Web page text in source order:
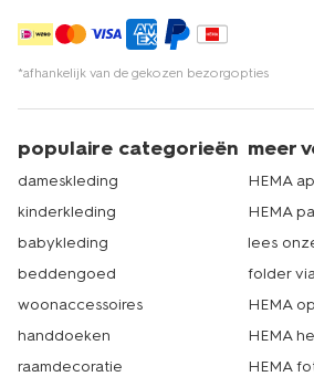
*afhankelijk van de gekozen bezorgopties
populaire categorieën
dameskleding
kinderkleding
babykleding
beddengoed
woonaccessoires
handdoeken
raamdecoratie
meer
HEMA
HEMA
lees
folder
HEMA
HEMA
HEMA